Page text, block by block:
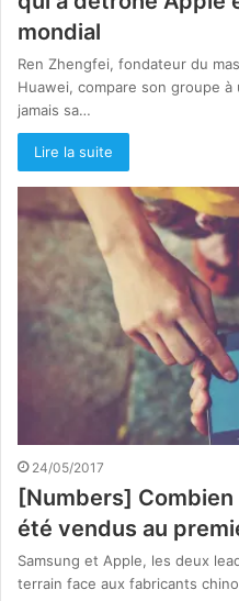
mondial
Ren Zhengfei, fondateur du
Huawei, compare son groupe
jamais sa…
Lire la suite
24/05/2017
[Numbers]
été vendus au
Samsung et Apple, les deux
terrain face aux fabricants